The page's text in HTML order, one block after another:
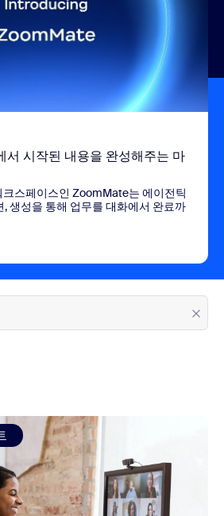
서 시작된 내용을 완성해주는 마
스페이스인 ZoomMate는 에이전틱
생성을 통해 업무를 대화에서 완료까
21가지 이상의 웨비나 통계[2024년]